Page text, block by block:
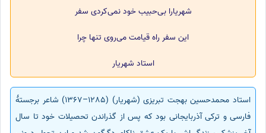
شهریارا بی‌حبیب خود نمی‌کردی سفر
این سفر راه قیامت می‌روی تنها چرا
استاد شهریار
استاد محمدحسین بهجت تبریزی (شهریار) (1285–1367) شاعر برجستهٔ
فارسی و ترکی آذربایجانی بود که پس از گذراندن تحصیلات خود تا سال